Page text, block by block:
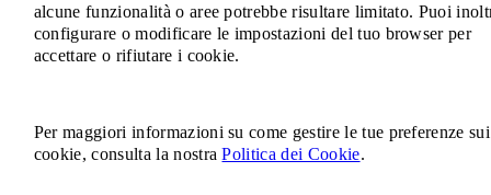
alcune funzionalità o aree potrebbe risultare limitato. Puoi
configurare o modificare le impostazioni del tuo browser per
accettare o rifiutare i cookie.
Per maggiori informazioni su come gestire le tue preferenze sui
cookie, consulta la nostraPolitica dei Cookie.